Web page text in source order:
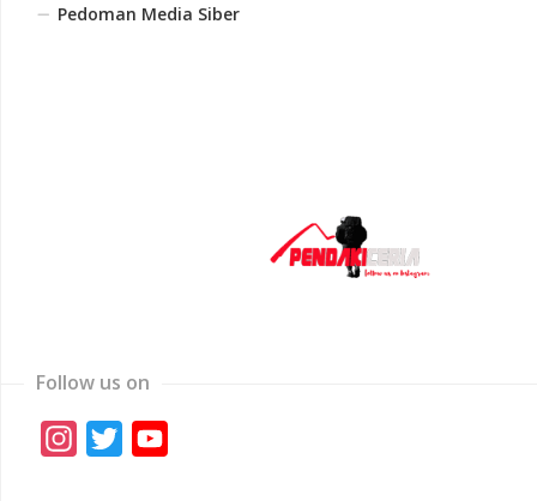
Pedoman Media Siber
Follow us on
Instagram
Twitter